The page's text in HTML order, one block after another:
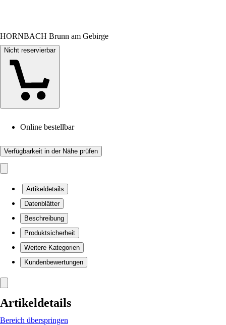
HORNBACH Brunn am Gebirge
Nicht reservierbar
Online bestellbar
Verfügbarkeit in der Nähe prüfen
Artikeldetails
Datenblätter
Beschreibung
Produktsicherheit
Weitere Kategorien
Kundenbewertungen
Artikeldetails
Bereich überspringen